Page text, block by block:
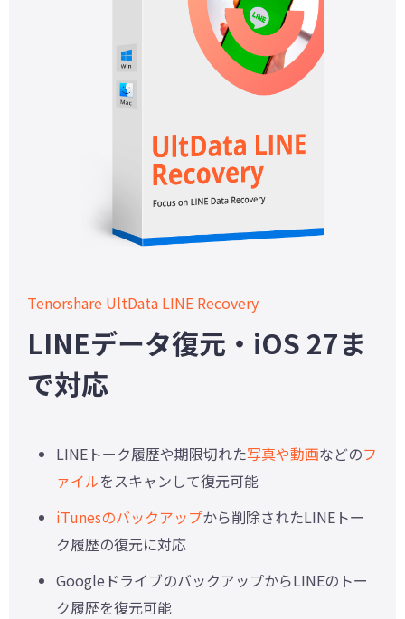
Tenorshare UltData LINE Recovery
LINEデータ復元・iOS 27ま
で対応
LINEトーク履歴や期限切れた写真や動画などのフ
ァイルをスキャンして復元可能
iTunesのバックアップから削除されたLINEトー
ク履歴の復元に対応
GoogleドライブのバックアップからLINEのトー
ク履歴を復元可能